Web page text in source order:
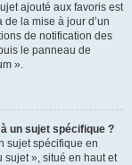
ajouté aux favoris est
la mise à jour d’un
de notification des
le panneau de
».
un sujet spécifique ?
sujet spécifique en
», situé en haut et